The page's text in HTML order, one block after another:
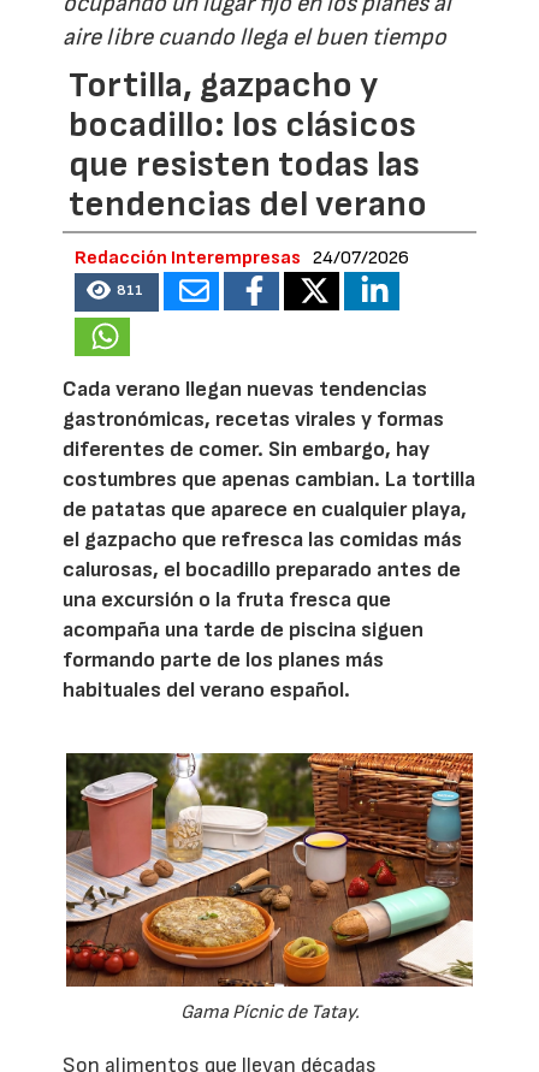
aire libre cuando llega el buen tiempo
Tortilla, gazpacho y
bocadillo: los clásicos
que resisten todas las
tendencias del verano
Redacción Interempresas 24/07/2026
811
Cada verano llegan nuevas tendencias
gastronómicas, recetas virales y formas
diferentes de comer. Sin embargo, hay
costumbres que apenas cambian. La tortilla
de patatas que aparece en cualquier playa,
el gazpacho que refresca las comidas más
calurosas, el bocadillo preparado antes de
una excursión o la fruta fresca que
acompaña una tarde de piscina siguen
formando parte de los planes más
habituales del verano español.
Gama Pícnic de Tatay.
Son alimentos que llevan décadas